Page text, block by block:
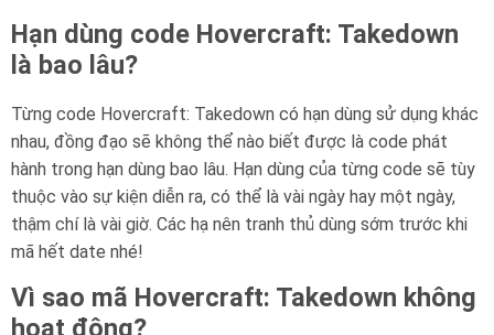
Hạn dùng code Hovercraft: Takedown
là bao lâu?
Từng code Hovercraft: Takedown có hạn dùng sử dụng khác
nhau, đồng đạo sẽ không thể nào biết được là code phát
hành trong hạn dùng bao lâu. Hạn dùng của từng code sẽ tùy
thuộc vào sự kiện diễn ra, có thể là vài ngày hay một ngày,
thậm chí là vài giờ. Các hạ nên tranh thủ dùng sớm trước khi
mã hết date nhé!
Vì sao mã Hovercraft: Takedown không
hoạt động?